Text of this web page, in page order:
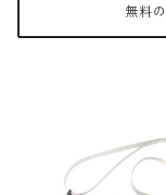
無料